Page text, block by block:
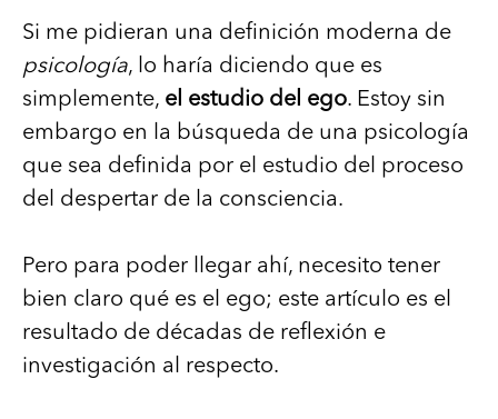
Si me pidieran una definición moderna de
psicología, lo haría diciendo que es
simplemente, el estudio del ego. Estoy sin
embargo en la búsqueda de una psicología
que sea definida por el estudio del proceso
del despertar de la consciencia.
Pero para poder llegar ahí, necesito tener
bien claro qué es el ego; este artículo es el
resultado de décadas de reflexión e
investigación al respecto.